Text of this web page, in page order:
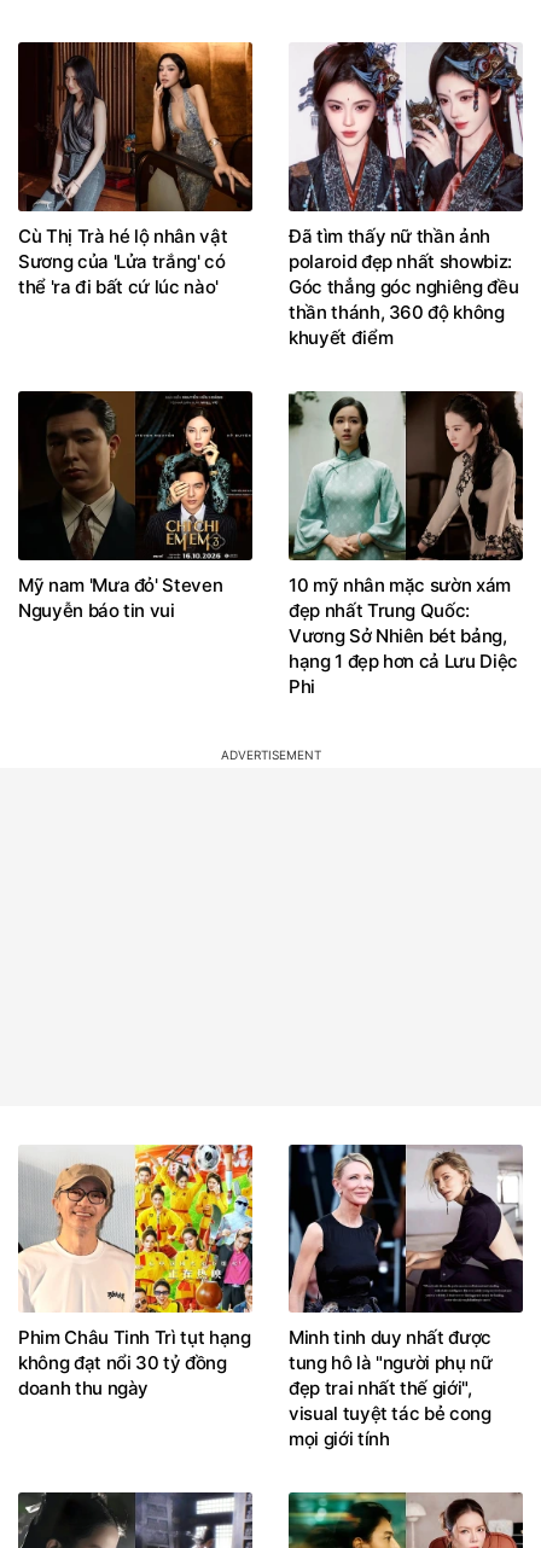
Cù Thị Trà hé lộ nhân vật
Sương của 'Lửa trắng' có
thể 'ra đi bất cứ lúc nào'
Đã tìm thấy nữ thần ảnh
polaroid đẹp nhất showbiz:
Góc thẳng góc nghiêng đều
thần thánh, 360 độ không
khuyết điểm
Mỹ nam 'Mưa đỏ' Steven
Nguyễn báo tin vui
10 mỹ nhân mặc sườn xám
đẹp nhất Trung Quốc:
Vương Sở Nhiên bét bảng,
hạng 1 đẹp hơn cả Lưu Diệc
Phi
Phim Châu Tinh Trì tụt hạng
không đạt nổi 30 tỷ đồng
doanh thu ngày
Minh tinh duy nhất được
tung hô là "người phụ nữ
đẹp trai nhất thế giới",
visual tuyệt tác bẻ cong
mọi giới tính